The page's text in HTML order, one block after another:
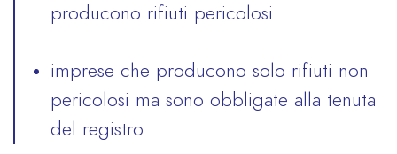
producono rifiuti pericolosi
imprese che producono solo rifiuti non
pericolosi ma sono obbligate alla tenuta
del registro.